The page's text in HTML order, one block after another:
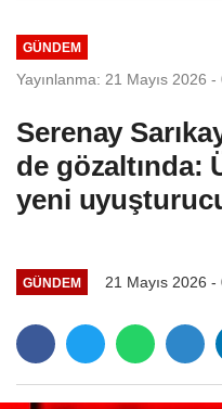
GÜNDEM
Yayınlanma: 21 Mayıs 2026 -
Serenay
de gözaltında:
yeni
GÜNDEM 21 Mayıs 2026 -